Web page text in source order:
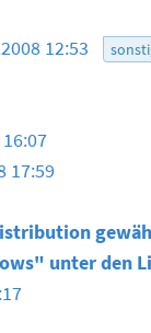
12:53
17:59
unter den